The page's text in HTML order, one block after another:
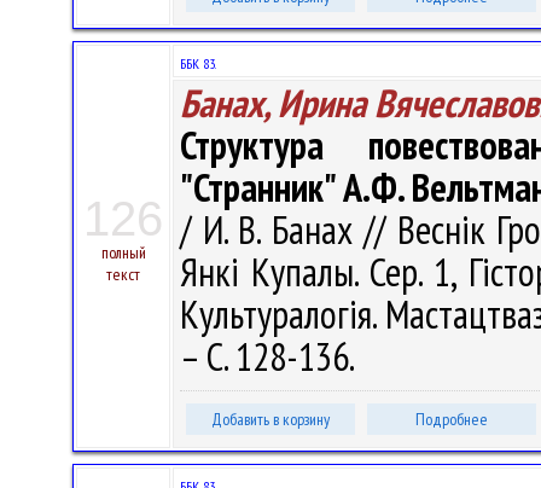
126
полный
текст
ББК 83.
Банах, Ирина
Структура
"Странник" А.Ф.
/ И. В. Банах // Веснік
Янкі Купалы. Сер. 1,
Культуралогія.
– С. 128-136.
Добавить в корзину Подробнее